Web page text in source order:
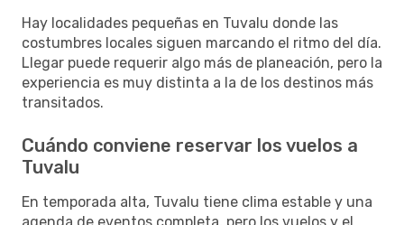
Hay localidades pequeñas en Tuvalu donde las
costumbres locales siguen marcando el ritmo del día.
Llegar puede requerir algo más de planeación, pero la
experiencia es muy distinta a la de los destinos más
transitados.
Cuándo conviene reservar los vuelos a
Tuvalu
En temporada alta, Tuvalu tiene clima estable y una